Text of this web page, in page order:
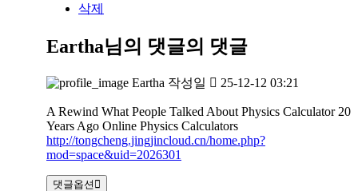
삭제
Eartha님의 댓글의 댓글
Eartha 작성일 25-12-12 03:21
A Rewind What People Talked About Physics Calculator 20
Years Ago Online Physics Calculators
http://tongcheng.jingjincloud.cn/home.php?
mod=space&uid=2026301
댓글옵션